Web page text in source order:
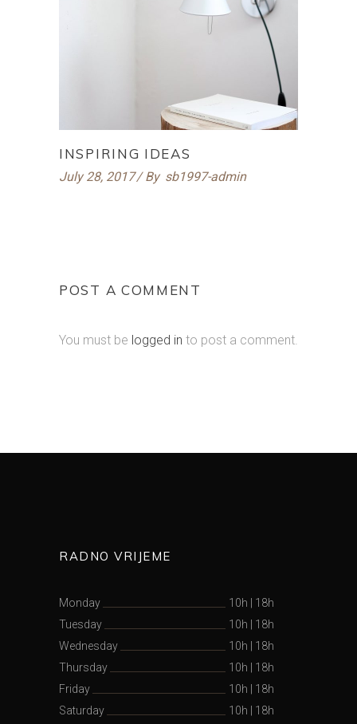
INSPIRING IDEAS
July 28, 2017 By sb1997-admin
POST A COMMENT
You must be logged in to post a comment.
RADNO VRIJEME
Monday 10h
18h
Tuesday
10h
18h
Wednesday
10h
18h
Thursday
10h
18h
Friday
10h
18h
Saturday
10h
18h